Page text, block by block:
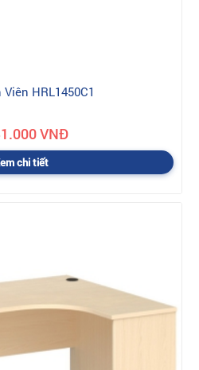
HRL1450C1
VNĐ
chi tiết